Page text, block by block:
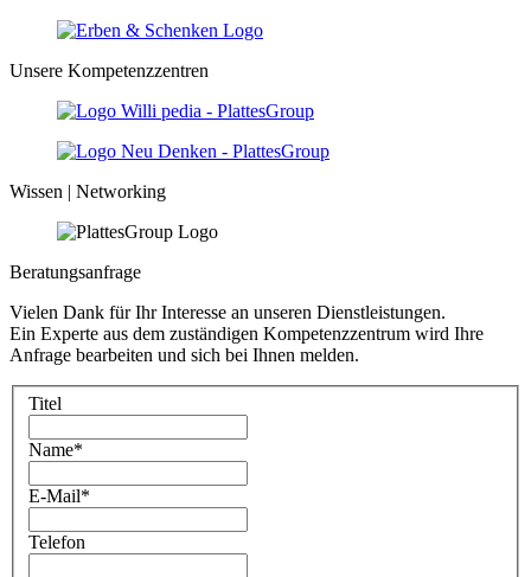
Unsere Kompetenzzentren
Wissen | Networking
Beratungsanfrage
Vielen Dank für Ihr Interesse an unseren Dienstleistungen.
Ein Experte aus dem zuständigen Kompetenzzentrum wird Ihre
Anfrage bearbeiten und sich bei Ihnen melden.
Titel
Name*
E-Mail*
Telefon